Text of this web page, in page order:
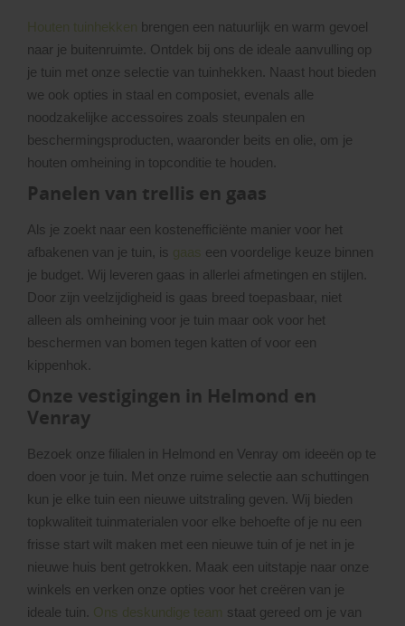
Houten tuinhekken brengen een natuurlijk en warm gevoel
naar je buitenruimte. Ontdek bij ons de ideale aanvulling op
je tuin met onze selectie van tuinhekken. Naast hout bieden
we ook opties in staal en composiet, evenals alle
noodzakelijke accessoires zoals steunpalen en
beschermingsproducten, waaronder beits en olie, om je
houten omheining in topconditie te houden.
Panelen van trellis en gaas
Als je zoekt naar een kostenefficiënte manier voor het
afbakenen van je tuin, is gaas een voordelige keuze binnen
je budget. Wij leveren gaas in allerlei afmetingen en stijlen.
Door zijn veelzijdigheid is gaas breed toepasbaar, niet
alleen als omheining voor je tuin maar ook voor het
beschermen van bomen tegen katten of voor een
kippenhok.
Onze vestigingen in Helmond en
Venray
Bezoek onze filialen in Helmond en Venray om ideeën op te
doen voor je tuin. Met onze ruime selectie aan schuttingen
kun je elke tuin een nieuwe uitstraling geven. Wij bieden
topkwaliteit tuinmaterialen voor elke behoefte of je nu een
frisse start wilt maken met een nieuwe tuin of je net in je
nieuwe huis bent getrokken. Maak een uitstapje naar onze
winkels en verken onze opties voor het creëren van je
ideale tuin. Ons deskundige team staat gereed om je van